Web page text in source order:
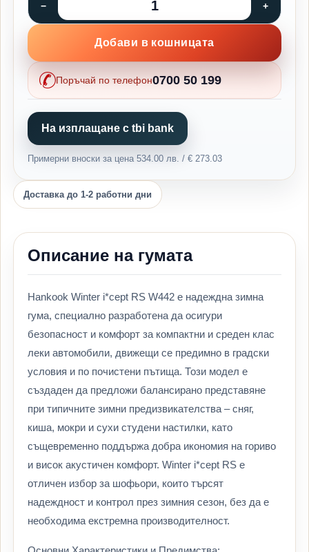
Добави в кошницата
Поръчай по телефон0700 50 199
На изплащане с tbi bank
Примерни вноски за цена 534.00 лв. / € 273.03
Доставка до 1-2 работни дни
Описание на гумата
Hankook Winter i*cept RS W442 е надеждна зимна
гума, специално разработена да осигури
безопасност и комфорт за компактни и среден клас
леки автомобили, движещи се предимно в градски
условия и по почистени пътища. Този модел е
създаден да предложи балансирано представяне
при типичните зимни предизвикателства – сняг,
киша, мокри и сухи студени настилки, като
същевременно поддържа добра икономия на гориво
и висок акустичен комфорт. Winter i*cept RS е
отличен избор за шофьори, които търсят
надеждност и контрол през зимния сезон, без да е
необходима екстремна производителност.